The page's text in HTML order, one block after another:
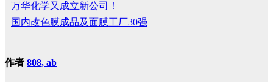
万华化学又成立新公司！
国内改色膜成品及面膜工厂30强
作者 808, ab